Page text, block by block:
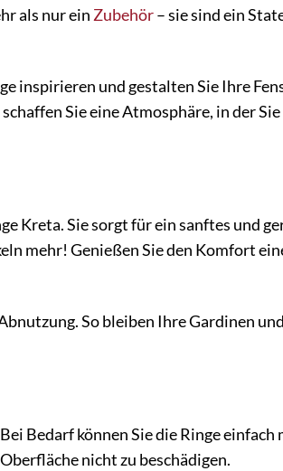
als nur ein Zubehör– sie sind ein
inspirieren und gestalten Sie Ihre
Sie eine Atmosphäre, in der
Kreta. Sie sorgt für ein sanftes und
mehr! Genießen Sie den Komfort
So bleiben Ihre Gardinen
Bedarf können Sie die Ringe einfach
nicht zu beschädigen.